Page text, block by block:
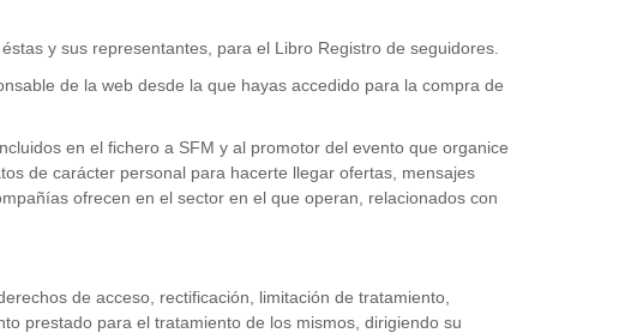
y sus representantes, para el Libro Registro de seguidores.
de la web desde la que hayas accedido para la compra de
en el fichero a SFM y al promotor del evento que organice
de carácter personal para hacerte llegar ofertas, mensajes
ofrecen en el sector en el que operan, relacionados con
de acceso, rectificación, limitación de tratamiento,
prestado para el tratamiento de los mismos, dirigiendo su